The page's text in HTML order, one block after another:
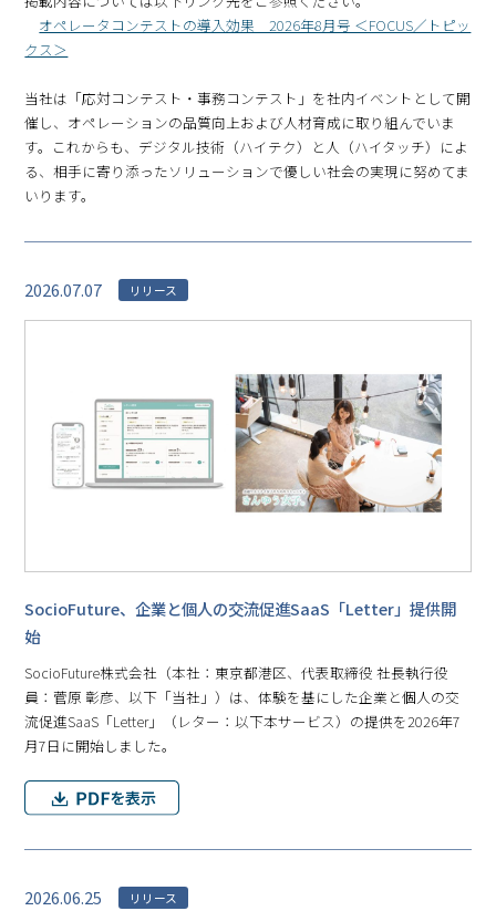
オペレータコンテストの導入効果 2026年8月号 ＜FOCUS／トピッ
クス＞
当社は「応対コンテスト・事務コンテスト」を社内イベントとして開
催し、オペレーションの品質向上および人材育成に取り組んでいま
す。これからも、デジタル技術（ハイテク）と人（ハイタッチ）によ
る、相手に寄り添ったソリューションで優しい社会の実現に努めてま
いります。
2026.07.07 リリース
SocioFuture、企業と個人の交流促進SaaS「Letter」提供開
始
SocioFuture株式会社（本社：東京都港区、代表取締役 社長執行役
員：菅原 彰彦、以下「当社」）は、体験を基にした企業と個人の交
流促進SaaS「Letter」（レター：以下本サービス）の提供を2026年7
月7日に開始しました。
2026.06.25 リリース